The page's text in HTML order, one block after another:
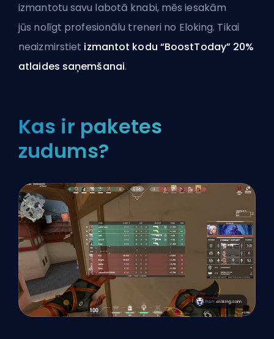
izmantotu savu labotā knabi, mēs iesakām
jūs nolīgt profesionālu treneri no Eloking. Tikai
neaizmirstiet izmantot kodu “BoostToday” 20%
atlaides saņemšanai.
Kas ir paketes
zudums?